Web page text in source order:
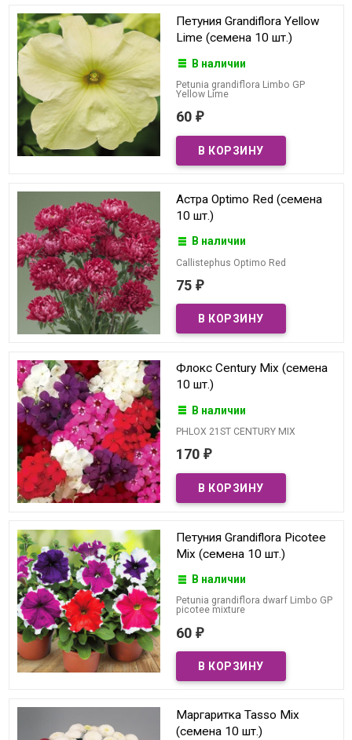
Петуния Grandiflora Yellow
Lime (семена 10 шт.)
В наличии
Petunia grandiflora Limbo GP
Yellow Lime
60 ₽
Астра Optimo Red (семена
10 шт.)
В наличии
Callistephus Optimo Red
75 ₽
Флокс Century Mix (семена
10 шт.)
В наличии
PHLOX 21ST CENTURY MIX
170 ₽
Петуния Grandiflora Picotee
Mix (семена 10 шт.)
В наличии
Petunia grandiflora dwarf Limbo GP
picotee mixture
60 ₽
Маргаритка Tasso Mix
(семена 10 шт.)